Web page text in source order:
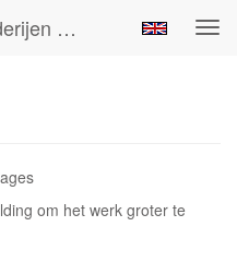
Jolande Vermeulen - Schilderijen 2011
om het werk groter te